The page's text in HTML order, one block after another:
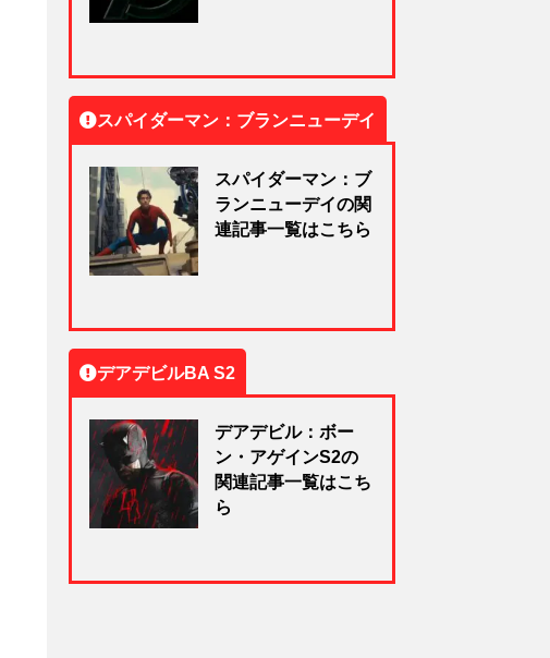
スパイダーマン：ブランニューデイ
スパイダーマン：ブ
ランニューデイの関
連記事一覧はこちら
デアデビルBA S2
デアデビル：ボー
ン・アゲインS2の
関連記事一覧はこち
ら